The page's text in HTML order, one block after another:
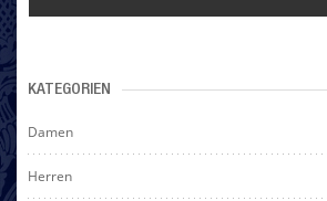
KATEGORIEN
Damen
Herren